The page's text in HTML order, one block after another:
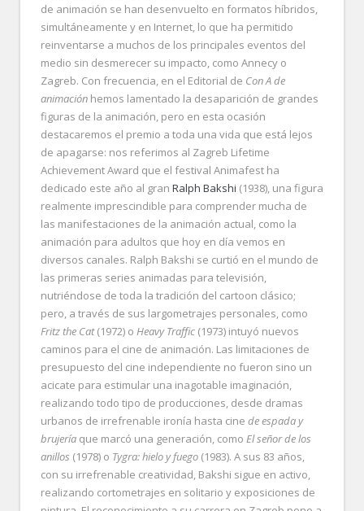
de animación se han desenvuelto en formatos híbridos,
simultáneamente y en Internet, lo que ha permitido
reinventarse a muchos de los principales eventos del
medio sin desmerecer su impacto, como Annecy o
Zagreb. Con frecuencia, en el Editorial de Con A de
animación hemos lamentado la desaparición de grandes
figuras de la animación, pero en esta ocasión
destacaremos el premio a toda una vida que está lejos
de apagarse: nos referimos al Zagreb Lifetime
Achievement Award que el festival Animafest ha
dedicado este año al gran Ralph Bakshi (1938), una figura
realmente imprescindible para comprender mucha de
las manifestaciones de la animación actual, como la
animación para adultos que hoy en día vemos en
diversos canales. Ralph Bakshi se curtió en el mundo de
las primeras series animadas para televisión,
nutriéndose de toda la tradición del cartoon clásico;
pero, a través de sus largometrajes personales, como
Fritz the Cat(1972) o Heavy Traffic (1973) intuyó nuevos
caminos para el cine de animación. Las limitaciones de
presupuesto del cine independiente no fueron sino un
acicate para estimular una inagotable imaginación,
realizando todo tipo de producciones, desde dramas
urbanos de irrefrenable ironía hasta cine de espada y
brujería que marcó una generación, como El señor de los
anillos (1978) o Tygra: hielo y fuego (1983). A sus 83 años,
con su irrefrenable creatividad, Bakshi sigue en activo,
realizando cortometrajes en solitario y exposiciones de